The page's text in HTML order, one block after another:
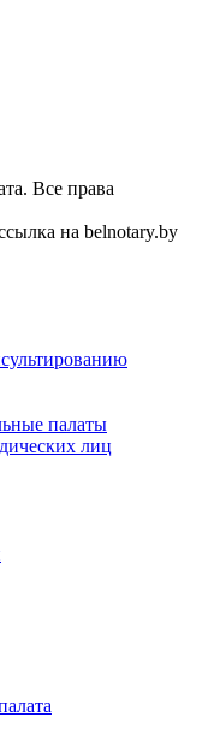
Все права
на belnotary.by
палаты
лиц